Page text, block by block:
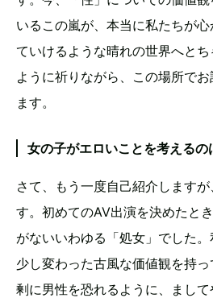
いるこの嵐が、本当に私たちが
ていけるような晴れの世界へと
ように祈りながら、この場所で
ます。
女の子がエロいことを考えるの
さて、もう一度自己紹介します
す。初めてのAV出演を決めたと
がないいわゆる「処女」でした
少し変わった古風な価値観を持
剰に男性を恐れるように、まし